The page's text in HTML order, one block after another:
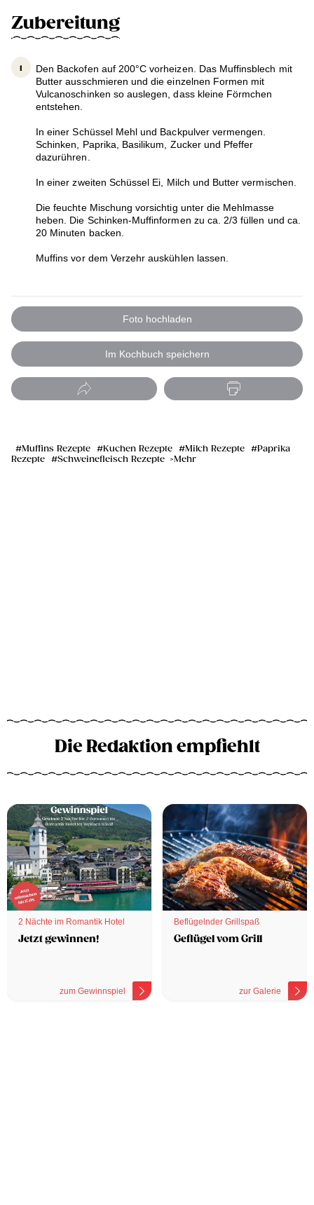
Zubereitung
Den Backofen auf 200°C vorheizen. Das Muffinsblech mit
Butter ausschmieren und die einzelnen Formen mit
Vulcanoschinken so auslegen, dass kleine Förmchen
entstehen.
In einer Schüssel Mehl und Backpulver vermengen.
Schinken, Paprika, Basilikum, Zucker und Pfeffer
dazurühren.
In einer zweiten Schüssel Ei, Milch und Butter vermischen.
Die feuchte Mischung vorsichtig unter die Mehlmasse
heben. Die Schinken-Muffinformen zu ca. 2/3 füllen und ca.
20 Minuten backen.
Muffins vor dem Verzehr auskühlen lassen.
Foto hochladen
Im Kochbuch speichern
Muffins Rezepte Kuchen Rezepte Milch Rezepte
Paprika
Rezepte
Schweinefleisch Rezepte Mehr
Die Redaktion empfiehlt
2 Nächte im Romantik Hotel
Jetzt gewinnen!
zum Gewinnspiel
Beflügelnder Grillspaß
Geflügel vom Grill
zur Galerie